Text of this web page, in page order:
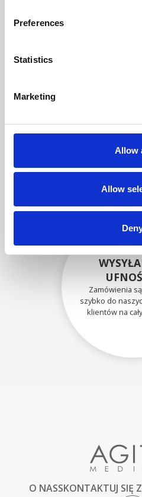
Preferences
Statistics
Marketing
Allow
Allow
Każda
użyciu
Zamówienia
szybko do
klientów na
O NASSKONTAKTUJ SIĘ